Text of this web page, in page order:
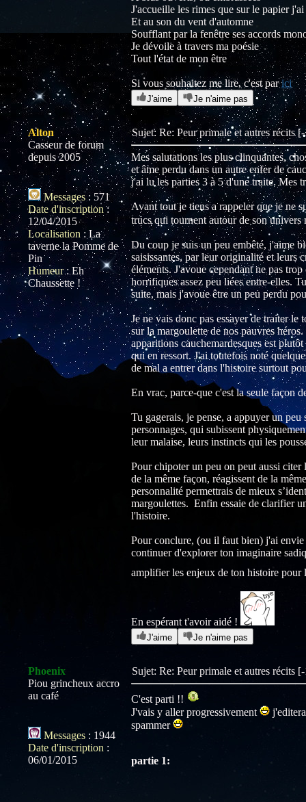
J'accueille les rimes que sur le papier j'ai
Et au son du vent d'automne
Soufflant par la fenêtre ses accords
Je dévoile à travers ma poésie
Tout l'état de mon être
Si vous souhaitez me lire, c'est parici
J'aime Je n'aime pas
Alton
Casseur de forum
depuis 2005
Messages : 571
Date d'inscription:
12/04/2015
Localisation : La
taverne la Pomme de
Pin
Humeur: Eh
Chaussette !
Sujet: Re: Peur primale et autres
Mes salutations les plus clinquantes,
et âme perdu dans un autre enfer de
j'ai lu les parties 3 à 5 d'une traite. Mes
Avant tout je tiens a rappeler que je ne
trucs qui tournent autour de son
Du coup je suis un peu embêté, j'aime
saisissantes, par leur originalité et leurs
éléments. J'avoue cependant ne pas
horrifiques assez peu liées entre-elles.
suite, mais j'avoue être un peu perdu
Je ne vais donc pas essayer de traiter
sur la margoulette de nos pauvres
apparitions cauchemardesques est
qui en ressort. J'ai toutefois noté
de mal a entrer dans l'histoire surtout
En vrac, parce-que c'est la seule façon
Tu gagerais, je pense, a appuyer un
personnages, qui subissent
leur malaise, leurs instincts qui les
Pour chipoter un peu on peut aussi citer
de la même façon, réagissent de la
personnalité permettrais de mieux
margoulettes. Enfin essaie de clarifier
l'histoire.
Pour conclure, (ou il faut bien) j'ai
continuer d'explorer ton imaginaire
amplifier les enjeux de ton histoire
En espérant t'avoir aidé !
J'aime Je n'aime pas
Phoenix
Piou grincheux accro
au café
Messages : 1944
Date d'inscription :
06/01/2015
Sujet: Re: Peur primale et autres
C'est parti !!
J'vais y aller progressivement
spammer
partie 1: